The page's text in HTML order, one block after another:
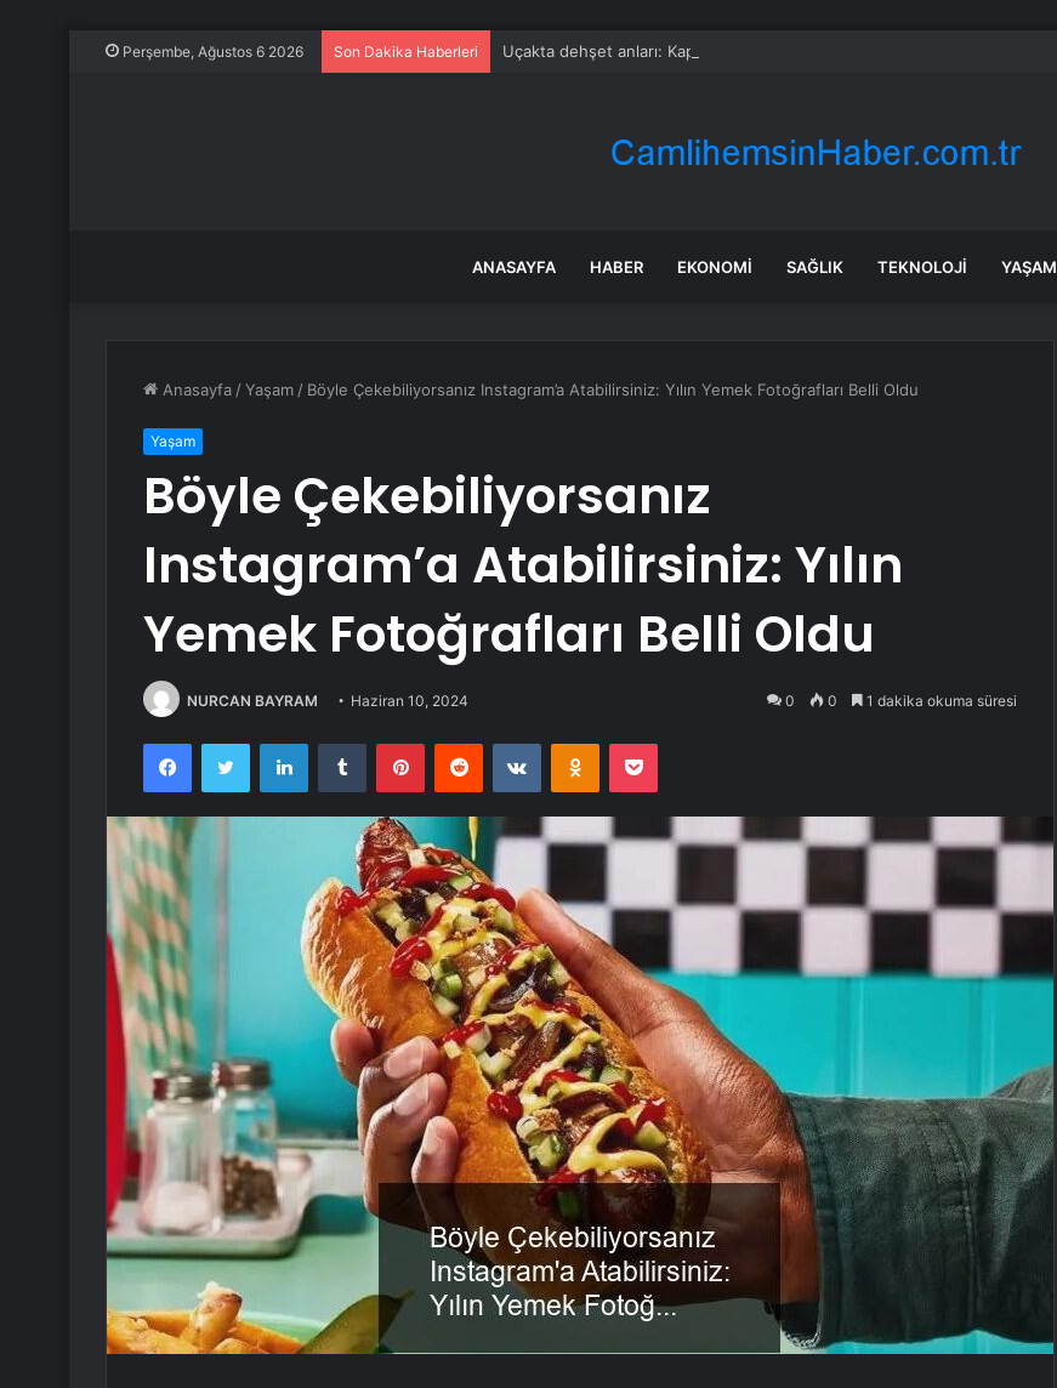
Perşembe, Ağustos 6 2026 Son Dakika Haberleri Uçakta dehşet anları: Kapağı açtıklarında gördüklerine inanamadılar
ANASAYFA HABER EKONOMI SAĞLIK TEKNOLOJI YAŞAM
Anasayfa /Yaşam / Böyle Çekebiliyorsanız Instagram’a Atabilirsiniz: Yılın Yemek Fotoğrafları Belli Oldu
Yaşam
Böyle Çekebiliyorsanız
Instagram’a Atabilirsiniz: Yılın
Yemek Fotoğrafları Belli Oldu
NURCAN BAYRAM Haziran 10, 2024 0 0 1 dakika okuma süresi
FacebookTwitter LinkedInTumblr PinterestReddit VKontakteOdnoklassniki
Pocket